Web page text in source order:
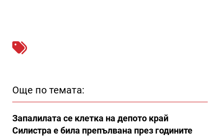
Още по темата:
Запалилата се клетка на депото край
Силистра е била препълвана през годините